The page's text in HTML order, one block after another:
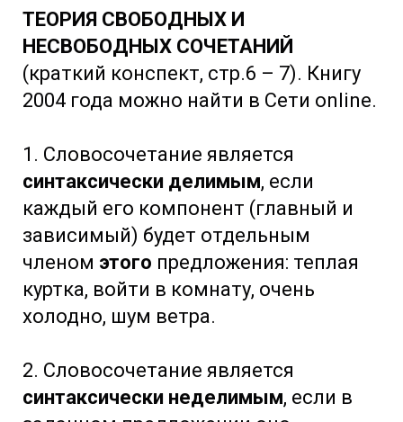
ТЕОРИЯ СВОБОДНЫХ И
НЕСВОБОДНЫХ СОЧЕТАНИЙ
(краткий конспект, стр.6 – 7). Книгу
2004 года можно найти в Сети online.
1. Словосочетание является
синтаксически делимым, если
каждый его компонент (главный и
зависимый) будет отдельным
членом этого предложения: теплая
куртка, войти в комнату, очень
холодно, шум ветра.
2. Словосочетание является
синтаксически неделимым, если в